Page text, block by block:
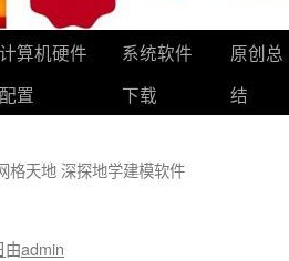
计算机硬件
配置
系统软件
下载
原创总
结
格天地 深探地学建模软件
由admin